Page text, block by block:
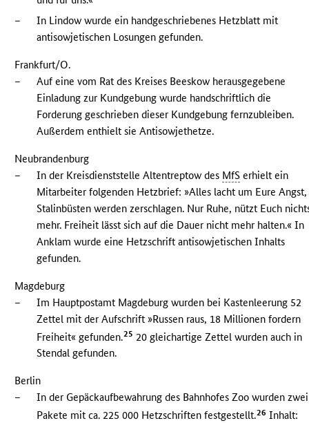
–
In Lindow wurde ein handgeschriebenes Hetzblatt mit
antisowjetischen Losungen gefunden.
Frankfurt/O.
–
Auf eine vom Rat des Kreises Beeskow herausgegebene
Einladung zur Kundgebung wurde handschriftlich die
Forderung geschrieben dieser Kundgebung fernzubleiben.
Außerdem enthielt sie Antisowjethetze.
Neubrandenburg
–
In der Kreisdienststelle Altentreptow des MfS erhielt ein
Mitarbeiter folgenden Hetzbrief: »Alles lacht um Eure Angst,
Stalinbüsten werden zerschlagen. Nur Ruhe, nützt Euch
mehr. Freiheit lässt sich auf die Dauer nicht mehr halten.« In
Anklam wurde eine Hetzschrift antisowjetischen Inhalts
gefunden.
Magdeburg
–
Im Hauptpostamt Magdeburg wurden bei Kastenleerung 52
Zettel mit der Aufschrift »Russen raus, 18 Millionen fordern
Freiheit« gefunden.25 20 gleichartige Zettel wurden auch in
Stendal gefunden.
Berlin
–
In der Gepäckaufbewahrung des Bahnhofes Zoo wurden zwei
Pakete mit ca. 225 000 Hetzschriften festgestellt.26 Inhalt: